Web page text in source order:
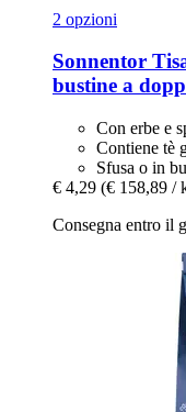
2 opzioni
Sonnentor
bustine a
Con erbe e
Contiene tè
Sfusa o in
€ 4,29 (€ 158,89 /
Consegna entro il